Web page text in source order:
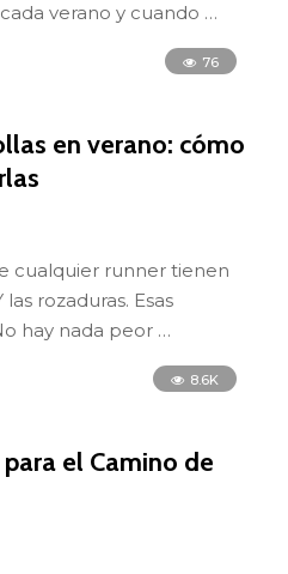
verano y cuando …
76
en verano: cómo
cualquier runner tienen
rozaduras. Esas
hay nada peor …
8.6K
el Camino de